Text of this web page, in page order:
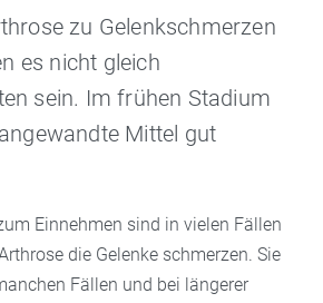
zu Gelenkschmerzen
es nicht gleich
sein. Im frühen Stadium
Mittel gut
Einnehmen sind in vielen Fällen
die Gelenke schmerzen. Sie
Fällen und bei längerer